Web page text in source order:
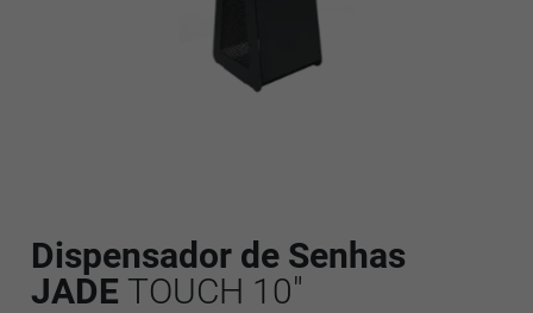
Dispensador de Senhas
JADE TOUCH 10"